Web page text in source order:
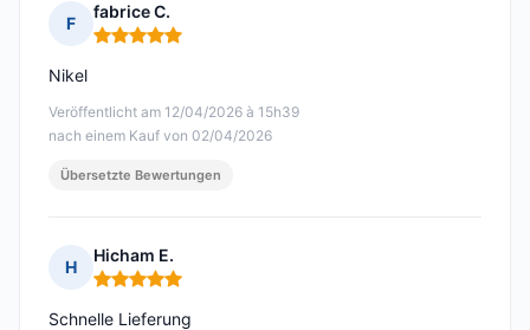
F
fabrice C.
Hinweis: 5 von 5
Veröffentlicht am 12/04/2026 à 15h39
nach einem Kauf von 02/04/2026
Nikel
Übersetzte Bewertungen
H
Hicham E.
Hinweis: 5 von 5
Schnelle Lieferung